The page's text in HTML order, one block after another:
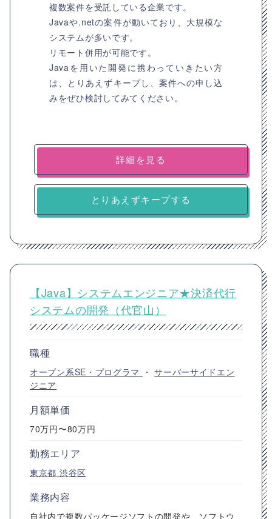
複数案件を受託している企業です。
Javaや.netの案件が動いており、大規模な
システムが多いです。
リモート併用が可能です。
Javaを用いた開発に携わっていきたい方
は、とりあえずキープし、案件への申し込
みをぜひ検討してみてください。
詳細を見る
とりあえずキープする
【Java】システムエンジニア★決済代行
システムの開発（代官山）
職種
オープン系SE・プログラマ ・サーバーサイドエン
ジニア
月額単価
70万円〜80万円
勤務エリア
東京都 渋谷区
業務内容
自社内で複数パッケージソフトの開発や、ソフトウ